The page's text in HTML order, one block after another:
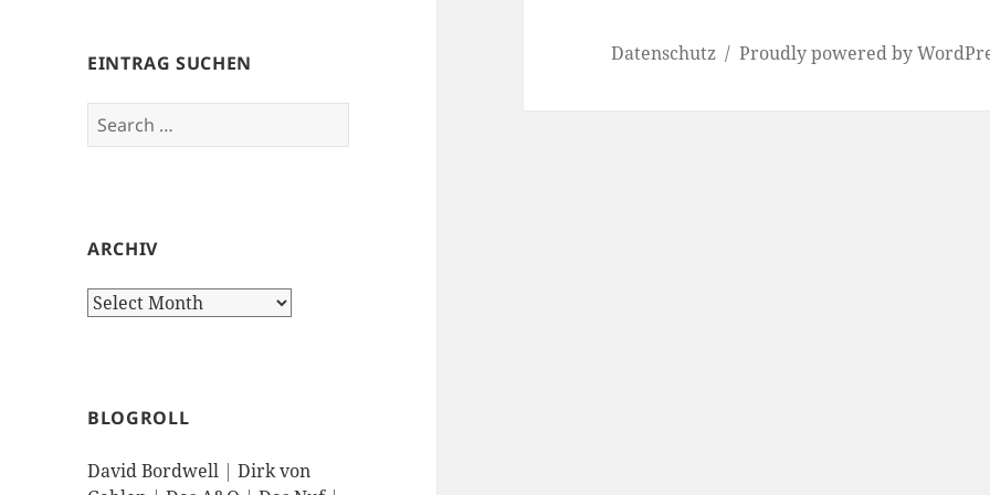
EINTRAG SUCHEN
Search
for:
ARCHIV
Archiv
BLOGROLL
David Bordwell |Dirk von
Datenschutz Proudly powered by